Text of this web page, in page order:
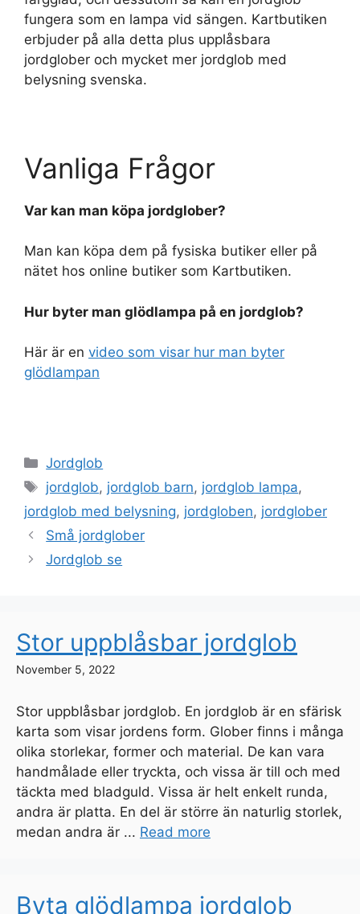
fungera som en lampa vid sängen. Kartbutiken
erbjuder på alla detta plus upplåsbara
jordglober och mycket mer jordglob med
belysning svenska.
Vanliga Frågor
Var kan man köpa jordglober?
Man kan köpa dem på fysiska butiker eller på
nätet hos online butiker som Kartbutiken.
Hur byter man glödlampa på en jordglob?
Här är en video som visar hur man byter
glödlampan
Categories
Jordglob
Tags
jordglob, jordglob barn, jordglob lampa,
jordglob med belysning, jordgloben, jordglober
Små jordglober
Jordglob se
Stor uppblåsbar jordglob
November 5, 2022
Stor uppblåsbar jordglob. En jordglob är en sfärisk
karta som visar jordens form. Glober finns i många
olika storlekar, former och material. De kan vara
handmålade eller tryckta, och vissa är till och med
täckta med bladguld. Vissa är helt enkelt runda,
andra är platta. En del är större än naturlig storlek,
medan andra är ... Read more
Byta glödlampa jordglob